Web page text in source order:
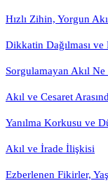
Hızlı Zihin, Yorgun
Dikkatin Dağılması ve
Sorgulamayan Akıl
Akıl ve Cesaret
Yanılma Korkusu ve
Akıl ve İrade İlişkisi
Ezberlenen Fikirler,